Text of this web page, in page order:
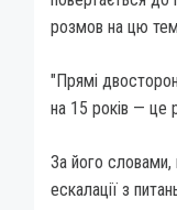
розмов на цю
"Прямі
на 15 років — це
За його словами,
ескалації з